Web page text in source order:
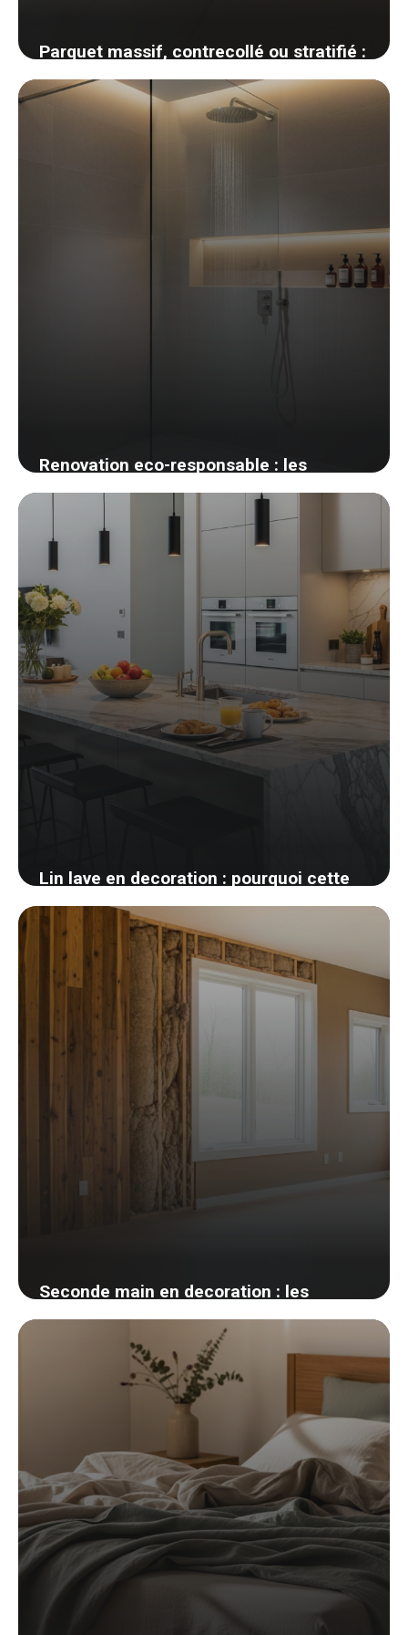
Parquet massif, contrecollé ou stratifié :
comment choisir son revêtement de sol
bois
Renovation eco-responsable : les
materiaux biosources que j ai adoptes
27 mai 2026
Lin lave en decoration : pourquoi cette
matiere gagne toutes les chambres
26 mai 2026
Seconde main en decoration : les
meilleures plateformes et mes astuces
de chineuse